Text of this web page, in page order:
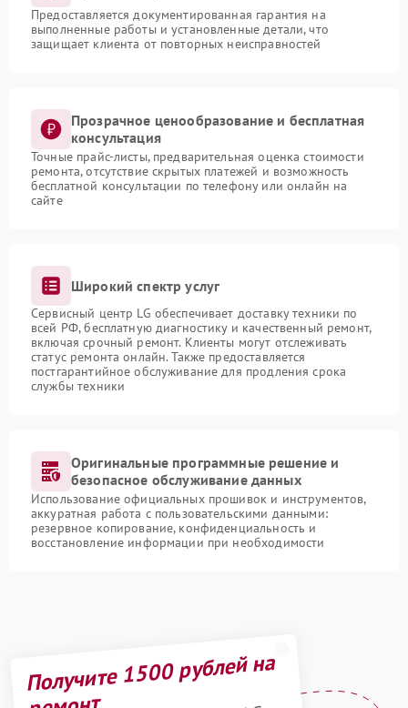
Предоставляется документированная гарантия на
выполненные работы и установленные детали, что
защищает клиента от повторных неисправностей
Прозрачное ценообразование и бесплатная
консультация
Точные прайс-листы, предварительная оценка стоимости
ремонта, отсутствие скрытых платежей и возможность
бесплатной консультации по телефону или онлайн на
сайте
Широкий спектр услуг
Сервисный центр LG обеспечивает доставку техники по
всей РФ, бесплатную диагностику и качественный ремонт,
включая срочный ремонт. Клиенты могут отслеживать
статус ремонта онлайн. Также предоставляется
постгарантийное обслуживание для продления срока
службы техники
Оригинальные программные решение и
безопасное обслуживание данных
Использование официальных прошивок и инструментов,
аккуратная работа с пользовательскими данными:
резервное копирование, конфиденциальность и
восстановление информации при необходимости
Получите 1500 рублей на